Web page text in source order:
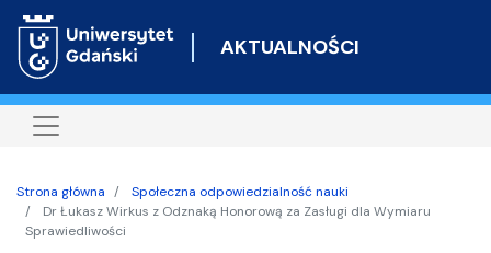
do
AKTUALNOŚCI
Strona główna
Społeczna odpowiedzialność nauki
Dr Łukasz Wirkus z Odznaką Honorową za Zasługi dla Wymiaru
Sprawiedliwości